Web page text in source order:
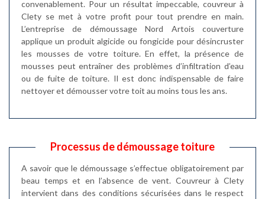
convenablement. Pour un résultat impeccable, couvreur à
Clety se met à votre profit pour tout prendre en main.
L’entreprise de démoussage Nord Artois couverture
applique un produit algicide ou fongicide pour désincruster
les mousses de votre toiture. En effet, la présence de
mousses peut entraîner des problèmes d’infiltration d’eau
ou de fuite de toiture. Il est donc indispensable de faire
nettoyer et démousser votre toit au moins tous les ans.
Processus de démoussage toiture
A savoir que le démoussage s’effectue obligatoirement par
beau temps et en l’absence de vent. Couvreur à Clety
intervient dans des conditions sécurisées dans le respect